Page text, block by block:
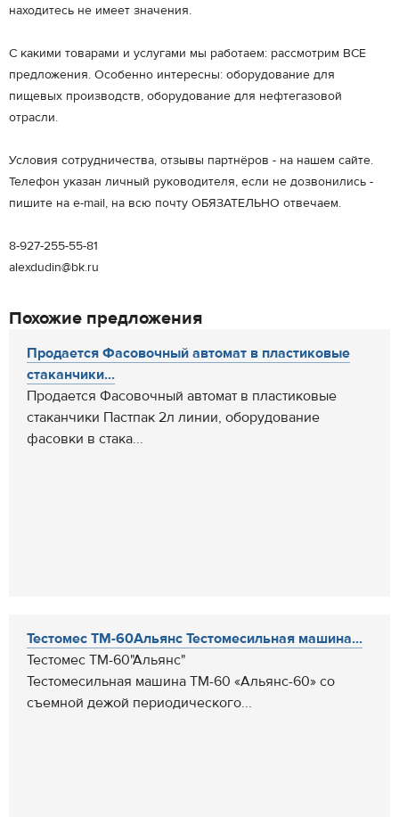
находитесь не имеет значения.
С какими товарами и услугами мы работаем: рассмотрим ВСЕ
предложения. Особенно интересны: оборудование для
пищевых производств, оборудование для нефтегазовой
отрасли.
Условия сотрудничества, отзывы партнёров - на нашем сайте.
Телефон указан личный руководителя, если не дозвонились -
пишите на e-mail, на всю почту ОБЯЗАТЕЛЬНО отвечаем.
8-927-255-55-81
alexdudin@bk.ru
Похожие предложения
Продается Фасовочный автомат в пластиковые
стаканчики...
Продается Фасовочный автомат в пластиковые
стаканчики Пастпак 2л линии, оборудование
фасовки в стака...
Тестомес ТМ-60Альянс Тестомесильная машина...
Тестомес ТМ-60"Альянс"
Тестомесильная машина ТМ-60 «Альянс-60» со
съемной дежой периодического...